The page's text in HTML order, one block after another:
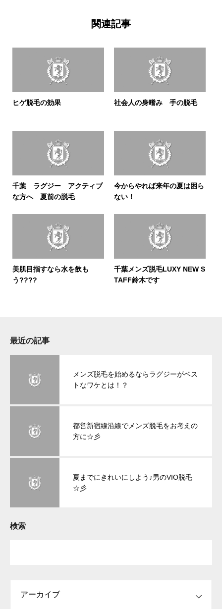
関連記事
ヒゲ脱毛の効果 社会人の身嗜み 手の脱毛
千葉 ラグジー アクティブ
な方へ 夏前の脱毛
今からやれば来年の夏は困ら
ない！
美肌目指すなら水を飲も
う????
千葉メンズ脱毛LUXY NEW S
TAFF鈴木です
最近の記事
メンズ脱毛を始めるならラグジーがベス
トなワケとは！？
都営新宿線沿線でメンズ脱毛をお考えの
方に☆彡
夏までにきれいにしよう♪男のVIO脱毛
☆彡
検索